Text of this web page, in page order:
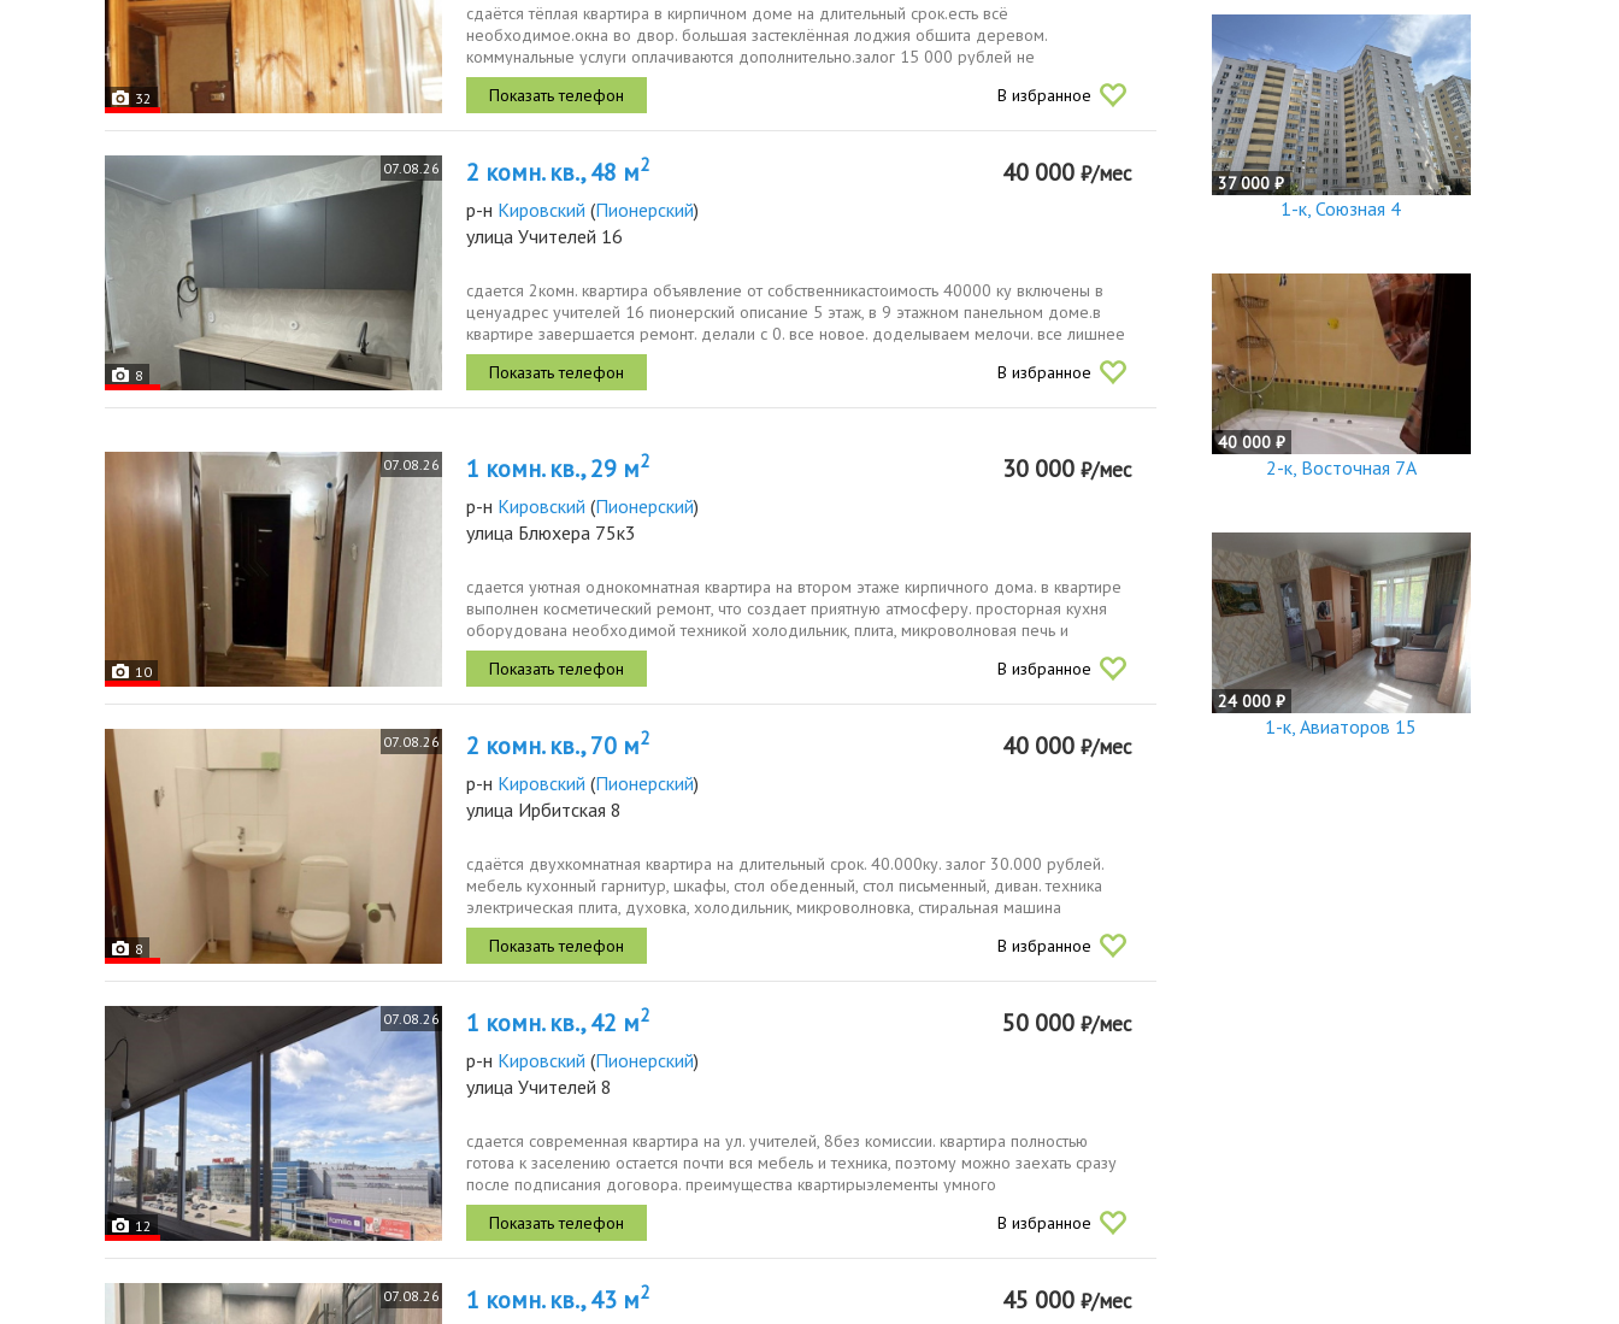
32
сдаётся тёплая квартира в кирпичном доме на длительный срок.есть всё
необходимое.окна во двор. большая застеклённая лоджия обшита деревом.
коммунальные услуги оплачиваются дополнительно.залог 15 000 рублей не
возвращается при проживании менее 6...
В избранное
07.08.26
8
2 комн. кв., 48 м2 40 000 ₽/мес
р-н Кировский (Пионерский)
улица Учителей 16
сдается 2комн. квартира объявление от собственникастоимость 40000 ку включены в
ценуадрес учителей 16 пионерский описание 5 этаж, в 9 этажном панельном доме.в
квартире завершается ремонт. делали с 0. все новое. доделываем мелочи. все лишнее
из...
В избранное
07.08.26
10
1 комн. кв., 29 м2 30 000 ₽/мес
р-н Кировский (Пионерский)
улица Блюхера 75к3
сдается уютная однокомнатная квартира на втором этаже кирпичного дома. в квартире
выполнен косметический ремонт, что создает приятную атмосферу. просторная кухня
оборудована необходимой техникой холодильник, плита, микроволновая печь и
духовой шкаф...
В избранное
07.08.26
8
2 комн. кв., 70 м2 40 000 ₽/мес
р-н Кировский (Пионерский)
улица Ирбитская 8
сдаётся двухкомнатная квартира на длительный срок. 40.000ку. залог 30.000 рублей.
мебель кухонный гарнитур, шкафы, стол обеденный, стол письменный, диван. техника
электрическая плита, духовка, холодильник, микроволновка, стиральная машина
В избранное
07.08.26
12
1 комн. кв., 42 м2 50 000 ₽/мес
р-н Кировский (Пионерский)
улица Учителей 8
сдается современная квартира на ул. учителей, 8без комиссии. квартира полностью
готова к заселению остается почти вся мебель и техника, поэтому можно заехать сразу
после подписания договора. преимущества квартирыэлементы умного
дома.кондиционер....
В избранное
07.08.26 1 комн. кв., 43 м2 45 000 ₽/мес
37 000 ₽
1-к, Союзная 4
40 000 ₽
2-к, Восточная 7А
24 000 ₽
1-к, Авиаторов 15